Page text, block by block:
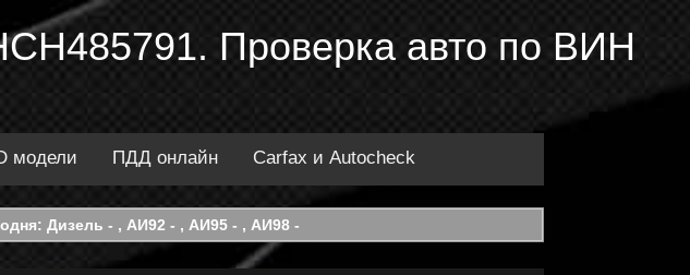
Проверка авто по ВИН
модели ПДД онлайн Carfax и Autocheck
Дизель - , АИ92 - , АИ95 - , АИ98 -